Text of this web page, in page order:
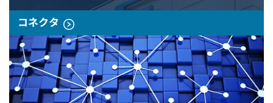
コネクタ